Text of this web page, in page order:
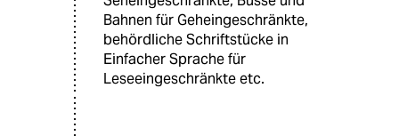
Bahnen für Geheingeschränkte,
behördliche Schriftstücke in
Einfacher Sprache für
Leseeingeschränkte etc.